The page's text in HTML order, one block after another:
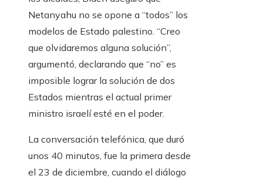
Netanyahu no se opone a “todos” los
modelos de Estado palestino. “Creo
que olvidaremos alguna solución”,
argumentó, declarando que “no” es
imposible lograr la solución de dos
Estados mientras el actual primer
ministro israelí esté en el poder.
La conversación telefónica, que duró
unos 40 minutos, fue la primera desde
el 23 de diciembre, cuando el diálogo